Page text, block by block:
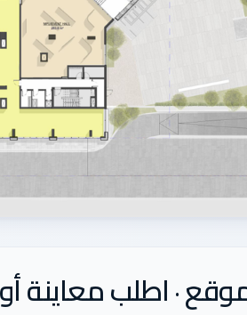
· اطلب معاينة